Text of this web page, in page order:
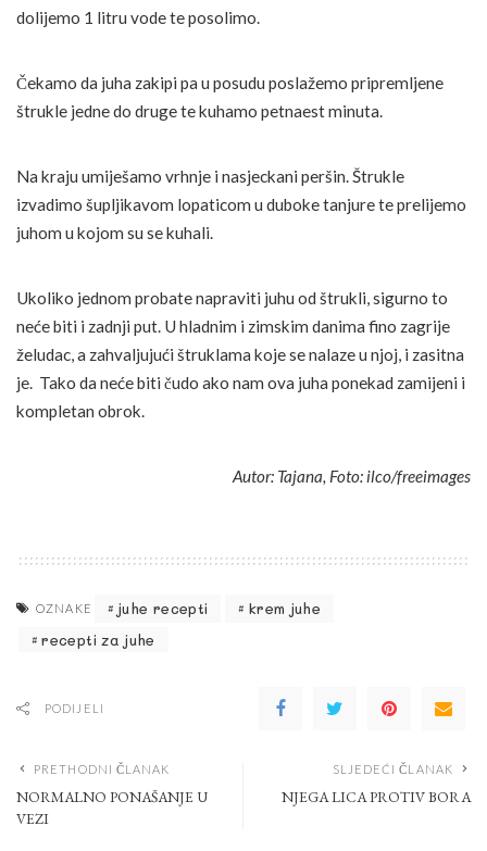
dolijemo 1 litru vode te posolimo.
Čekamo da juha zakipi pa u posudu poslažemo pripremljene
štrukle jedne do druge te kuhamo petnaest minuta.
Na kraju umiješamo vrhnje i nasjeckani peršin. Štrukle
izvadimo šupljikavom lopaticom u duboke tanjure te prelijemo
juhom u kojom su se kuhali.
Ukoliko jednom probate napraviti juhu od štrukli, sigurno to
neće biti i zadnji put. U hladnim i zimskim danima fino zagrije
želudac, a zahvaljujući štruklama koje se nalaze u njoj, i zasitna
je. Tako da neće biti čudo ako nam ova juha ponekad zamijeni i
kompletan obrok.
Autor: Tajana, Foto: ilco/freeimages
OZNAKE juhe recepti
krem juhe
recepti za juhe
PODIJELI
PRETHODNI ČLANAK
NORMALNO PONAŠANJE U
VEZI
SLJEDEĆI ČLANAK
NJEGA LICA PROTIV BORA